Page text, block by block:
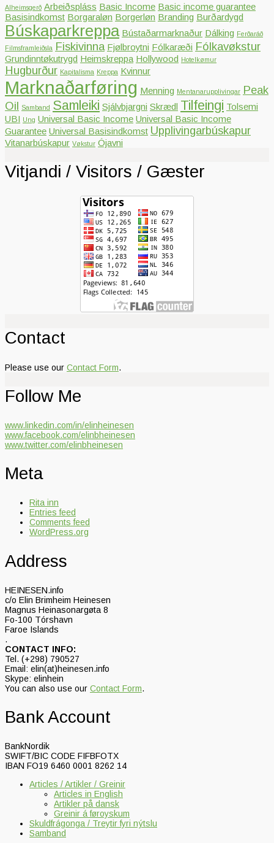
Alheimsgerð Arbeiðspláss Basic Income Basic income guarantee
Basisindkomst Borgaraløn Borgerløn Branding Burðardygd
Búskaparkreppa Bústaðarmarknaður Dálking Ferðaráð
Filmsframleiðsla Fiskivinna Fjølbroytni Fólkaræði Fólkavøkstur
Grundinntøkutrygd Heimskreppa Hollywood Hotelkømur
Hugburður Kapitalisma Kreppa Kvinnur
Marknaðarføring Menning Mentanarupplivingar Peak
Oil Samband Samleiki Sjálvbjargni Skrædl Tilfeingi Tolsemi
UBI Ung Universal Basic Income Universal Basic Income
Guarantee Universal Basisindkomst Upplivingarbúskapur
Vitanarbúskapur Vøkstur Ójavni
Vitjandi / Visitors / Gæster
Contact
Please use our Contact Form.
Follow Me
www.linkedin.com/in/elinheinesen
www.facebook.com/elinbheinesen
www.twitter.com/elinbheinesen
Meta
Rita inn
Entries feed
Comments feed
WordPress.org
Address
HEINESEN.info
c/o Elin Brimheim Heinesen
Magnus Heinasonargøta 8
Fo-100 Tórshavn
Faroe Islands
.
CONTACT INFO:
Tel. (+298) 790527
Email: elin(at)heinesen.info
Skype: elinhein
You can also use our Contact Form.
Bank Account
BankNordik
SWIFT/BIC CODE FIFBFOTX
IBAN FO19 6460 0001 8262 14
Articles / Artikler / Greinir
Articles in English
Artikler på dansk
Greinir á føroyskum
Skuldfrágonga / Treytir fyri nýtslu
Samband